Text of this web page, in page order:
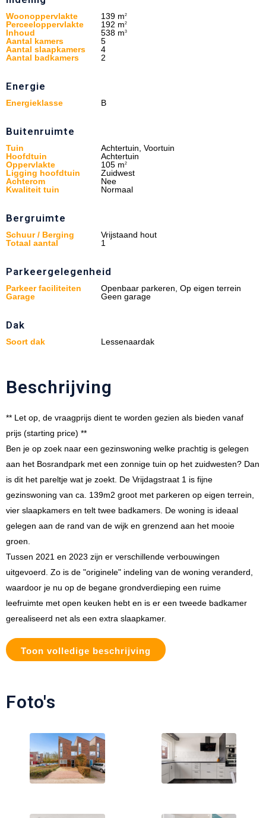
Woonoppervlakte 139 m2
Perceeloppervlakte 192 m2
Inhoud 538 m3
Aantal kamers
5
Aantal slaapkamers
4
Aantal badkamers
2
Energie
Energieklasse B
Buitenruimte
Tuin
Achtertuin, Voortuin
Hoofdtuin
Achtertuin
Oppervlakte
105 m2
Ligging hoofdtuin
Zuidwest
Achterom
Nee
Kwaliteit tuin
Normaal
Bergruimte
Schuur / Berging
Vrijstaand hout
Totaal aantal
1
Parkeergelegenheid
Parkeer faciliteiten
Openbaar parkeren, Op eigen terrein
Garage
Geen garage
Dak
Soort dak Lessenaardak
Beschrijving
** Let op, de vraagprijs dient te worden gezien als bieden vanaf
prijs (starting price) **
Ben je op zoek naar een gezinswoning welke prachtig is gelegen
aan het Bosrandpark met een zonnige tuin op het zuidwesten? Dan
is dit het pareltje wat je zoekt. De Vrijdagstraat 1 is fijne
gezinswoning van ca. 139m2 groot met parkeren op eigen terrein,
vier slaapkamers en telt twee badkamers. De woning is ideaal
gelegen aan de rand van de wijk en grenzend aan het mooie
groen.
Tussen 2021 en 2023 zijn er verschillende verbouwingen
uitgevoerd. Zo is de "originele" indeling van de woning veranderd,
waardoor je nu op de begane grondverdieping een ruime
leefruimte met open keuken hebt en is er een tweede badkamer
gerealiseerd net als een extra slaapkamer.
Toon volledige beschrijving
Foto's